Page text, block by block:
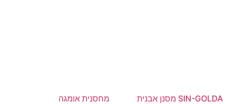
SIN-GOLDA מסנן אבנית מחסנית אומגה